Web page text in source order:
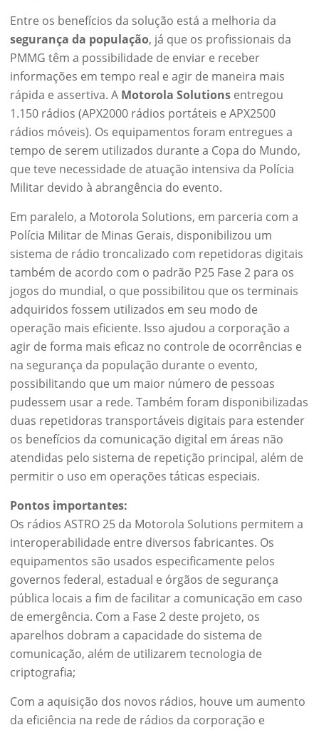
Entre os benefícios da solução está a melhoria da
segurança da população, já que os profissionais da
PMMG têm a possibilidade de enviar e receber
informações em tempo real e agir de maneira mais
rápida e assertiva. A Motorola Solutions entregou
1.150 rádios (APX2000 rádios portáteis e APX2500
rádios móveis). Os equipamentos foram entregues a
tempo de serem utilizados durante a Copa do Mundo,
que teve necessidade de atuação intensiva da Polícia
Militar devido à abrangência do evento.
Em paralelo, a Motorola Solutions, em parceria com a
Polícia Militar de Minas Gerais, disponibilizou um
sistema de rádio troncalizado com repetidoras digitais
também de acordo com o padrão P25 Fase 2 para os
jogos do mundial, o que possibilitou que os terminais
adquiridos fossem utilizados em seu modo de
operação mais eficiente. Isso ajudou a corporação a
agir de forma mais eficaz no controle de ocorrências e
na segurança da população durante o evento,
possibilitando que um maior número de pessoas
pudessem usar a rede. Também foram disponibilizadas
duas repetidoras transportáveis digitais para estender
os benefícios da comunicação digital em áreas não
atendidas pelo sistema de repetição principal, além de
permitir o uso em operações táticas especiais.
Pontos importantes:
Os rádios ASTRO 25 da Motorola Solutions permitem a
interoperabilidade entre diversos fabricantes. Os
equipamentos são usados especificamente pelos
governos federal, estadual e órgãos de segurança
pública locais a fim de facilitar a comunicação em caso
de emergência. Com a Fase 2 deste projeto, os
aparelhos dobram a capacidade do sistema de
comunicação, além de utilizarem tecnologia de
criptografia;
Com a aquisição dos novos rádios, houve um aumento
da eficiência na rede de rádios da corporação e